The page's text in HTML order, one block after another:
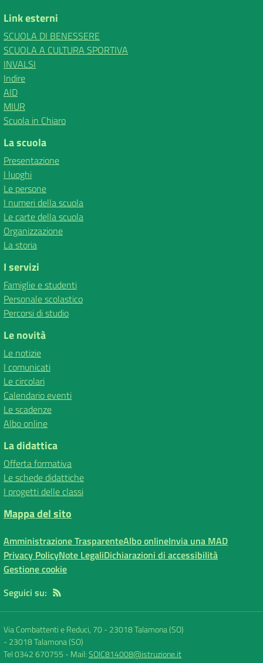
Link esterni
SCUOLA DI BENESSERE
SCUOLA A CULTURA SPORTIVA
INVALSI
Indire
AID
MIUR
Scuola in Chiaro
La scuola
Presentazione
I luoghi
Le persone
I numeri della scuola
Le carte della scuola
Organizzazione
La storia
I servizi
Famiglie e studenti
Personale scolastico
Percorsi di studio
Le novità
Le notizie
I comunicati
Le circolari
Calendario eventi
Le scadenze
Albo online
La didattica
Offerta formativa
Le schede didattiche
I progetti delle classi
Mappa del sito
Amministrazione TrasparenteAlbo onlineInvia una MAD
Privacy PolicyNote LegaliDichiarazioni di accessibilità
Gestione cookie
Seguici su:
Via Combattenti e Reduci, 70 - 23018 Talamona (SO)
- 23018 Talamona (SO)
Tel 0342 670755 - Mail:SOIC814008@istruzione.it